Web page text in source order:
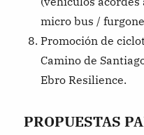
micro bus /
Promoción de
Camino de
Ebro Resilience.
PROPUESTAS